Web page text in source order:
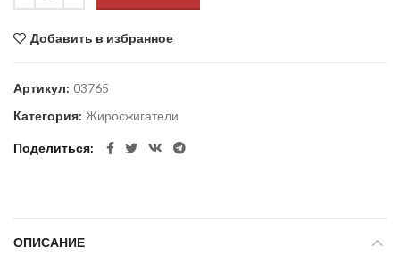
Добавить в избранное
Артикул: 03765
Категория: Жиросжигатели
Поделиться
ОПИСАНИЕ